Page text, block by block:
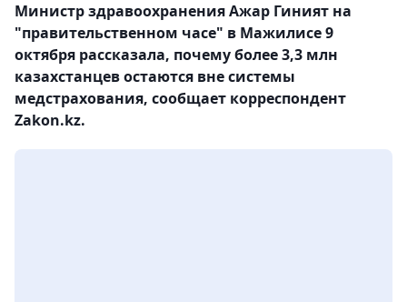
Министр здравоохранения Ажар Гиният на
"правительственном часе" в Мажилисе 9
октября рассказала, почему более 3,3 млн
казахстанцев остаются вне системы
медстрахования, сообщает корреспондент
Zakon.kz.